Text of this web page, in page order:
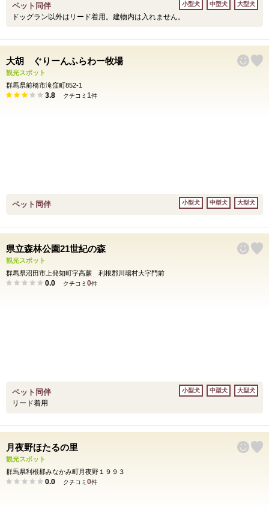
ペット同伴
ドッグラン以外はリード着用。建物内は入れません。
小型犬 中型犬 大型犬
大胡 ぐりーんふらわー牧場
観光スポット
群馬県前橋市滝窪町852-1
3.8 クチコミ 1件
ペット同伴 小型犬 中型犬 大型犬
県立森林公園21世紀の森
観光スポット
群馬県沼田市上発知町字高蕨 利根郡川場村大字門前
0.0 クチコミ 0件
ペット同伴
リード着用
小型犬 中型犬 大型犬
月夜野ほたるの里
観光スポット
群馬県利根郡みなかみ町月夜野１９９３
0.0 クチコミ 0件